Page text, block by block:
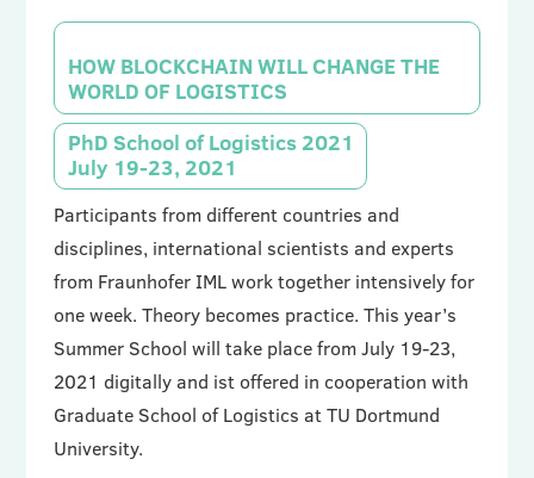
HOW BLOCKCHAIN WILL CHANGE THE
WORLD OF LOGISTICS
PhD School of Logistics 2021
July 19-23, 2021
Participants from different countries and
disciplines, international scientists and experts
from Fraunhofer IML work together intensively for
one week. Theory becomes practice. This year’s
Summer School will take place from July 19-23,
2021 digitally and ist offered in cooperation with
Graduate School of Logistics at TU Dortmund
University.